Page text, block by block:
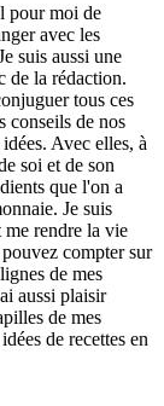
pour moi de
avec les
suis aussi une
de la rédaction.
tous ces
conseils de nos
Avec elles, à
soi et de son
que l'on a
Je suis
me rendre la vie
compter sur
de mes
aussi plaisir
de mes
de recettes en